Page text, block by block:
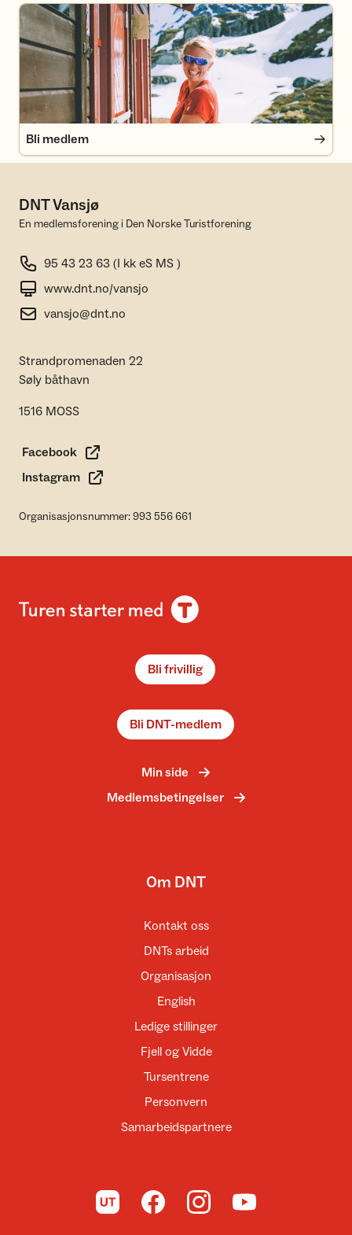
Bli medlem
Bli medlem
DNT Vansjø
En medlemsforening i Den Norske Turistforening
95 43 23 63 (I kk eS MS )
www.dnt.no/vansjo
vansjo@dnt.no
Strandpromenaden 22
Søly båthavn
1516 MOSS
Facebook
Instagram
Organisasjonsnummer: 993 556 661
Bli frivillig
Bli DNT-medlem
Min side
Medlemsbetingelser
Om DNT
Kontakt oss
DNTs arbeid
Organisasjon
English
Ledige stillinger
Fjell og Vidde
Tursentrene
Personvern
Samarbeidspartnere
Til UT.no Til DNT på Facebook
Til DNT på Instagram
Til DNT på YouTube